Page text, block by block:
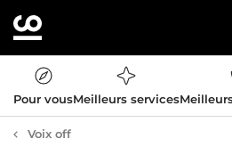
Pour vousMeilleurs services
Voix off